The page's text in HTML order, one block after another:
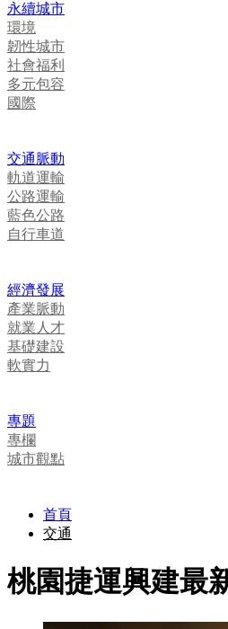
永續城市
環境
韌性城市
社會福利
多元包容
國際
交通脈動
軌道運輸
公路運輸
藍色公路
自行車道
經濟發展
產業脈動
就業人才
基礎建設
軟實力
專題
專欄
城市觀點
首頁
交通
桃園捷運興建最